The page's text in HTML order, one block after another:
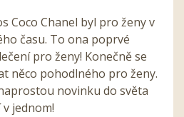
Coco Chanel byl pro ženy v
času. To ona poprvé
pro ženy! Konečně se
něco pohodlného pro ženy.
novinku do světa
jednom!